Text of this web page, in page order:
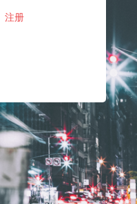
注册